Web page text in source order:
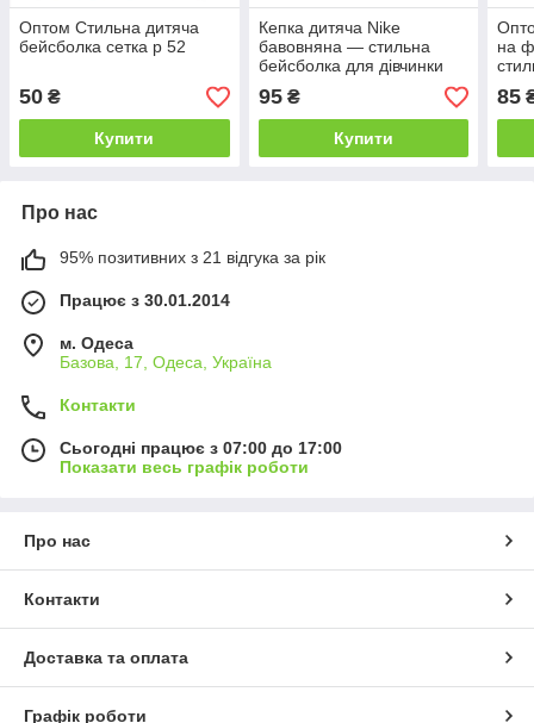
Оптом Стильна дитяча
бейсболка сетка р 52
50 ₴
Купити
Кепка дитяча Nike
бавовняна — стильна
бейсболка для дівчинки
оптом р 54
95₴
Купити
на
км
85
Про нас
95% позитивних з 21 відгука за рік
Працює з 30.01.2014
м. Одеса
Базова, 17, Одеса, Україна
Контакти
Сьогодні працює з 07:00 до 17:00
Показати весь графік роботи
Про нас
Контакти
Доставка та оплата
Графік роботи